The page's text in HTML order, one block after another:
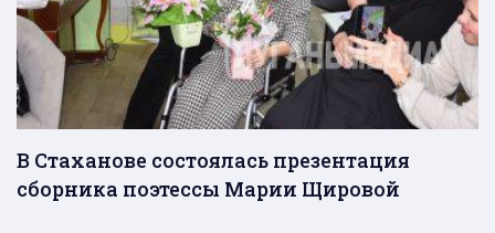
В Стаханове состоялась презентация
сборника поэтессы Марии Щировой